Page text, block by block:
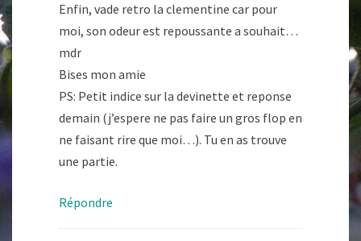
Enfin, vade retro la clementine car pour
moi, son odeur est repoussante a souhait…
mdr
Bises mon amie
PS: Petit indice sur la devinette et reponse
demain (j’espere ne pas faire un gros flop en
ne faisant rire que moi…). Tu en as trouve
une partie.
Répondre